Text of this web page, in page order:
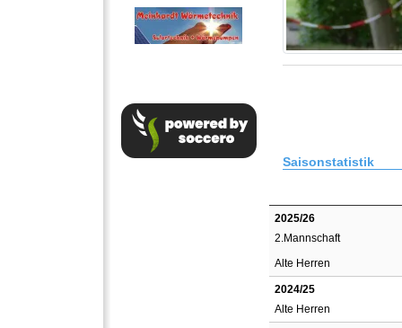
Saisonstatistik
2025/26
2.Mannschaft
Alte Herren
2024/25
Alte Herren